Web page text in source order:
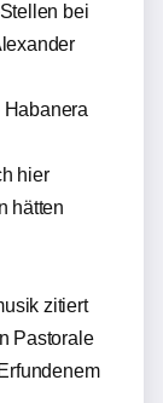
bei
hier
hätten
zitiert
Pastorale